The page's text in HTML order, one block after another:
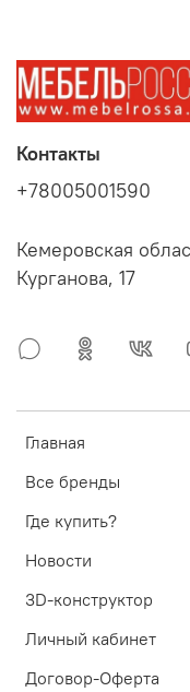
Главная
Все бренды
Где купить?
Новости
3D-конструктор
Личный кабинет
Договор-Оферта
Контакты
+78005001590
Кемеровская
Курганова, 17